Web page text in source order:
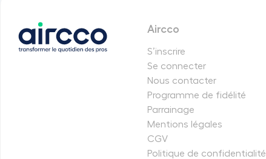
Aircco
S’inscrire
Se connecter
Nous contacter
Programme de fidélité
Parrainage
Mentions légales
CGV
Politique de confidentialité